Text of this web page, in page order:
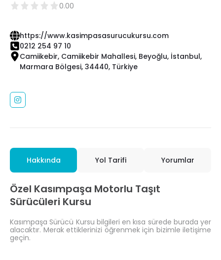
0.00
https://www.kasimpasasurucukursu.com
0212 254 97 10
Camiikebir, Camiikebir Mahallesi, Beyoğlu, İstanbul,
Marmara Bölgesi, 34440, Türkiye
Hakkında Yol Tarifi Yorumlar
Özel Kasımpaşa Motorlu Taşıt
Sürücüleri Kursu
Kasımpaşa Sürücü Kursu bilgileri en kısa sürede burada yer
alacaktır. Merak ettiklerinizi öğrenmek için bizimle iletişime
geçin.